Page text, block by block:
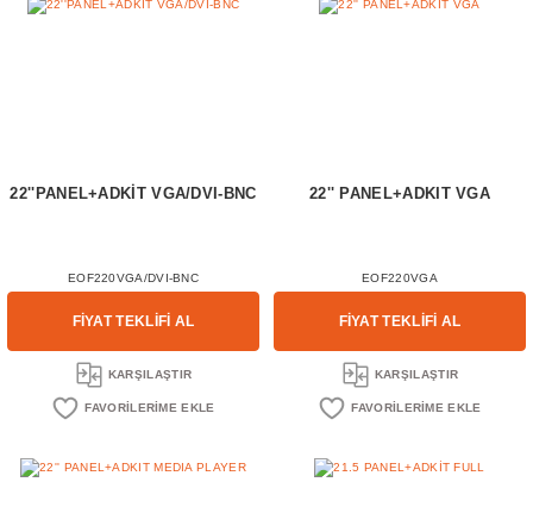
22''PANEL+ADKİT VGA/DVI-BNC
EOF220VGA/DVI-BNC
FİYAT TEKLİFİ AL
KARŞILAŞTIR
22'' PANEL+ADKIT VGA
EOF220VGA
FİYAT TEKLİFİ AL
KARŞILAŞTIR